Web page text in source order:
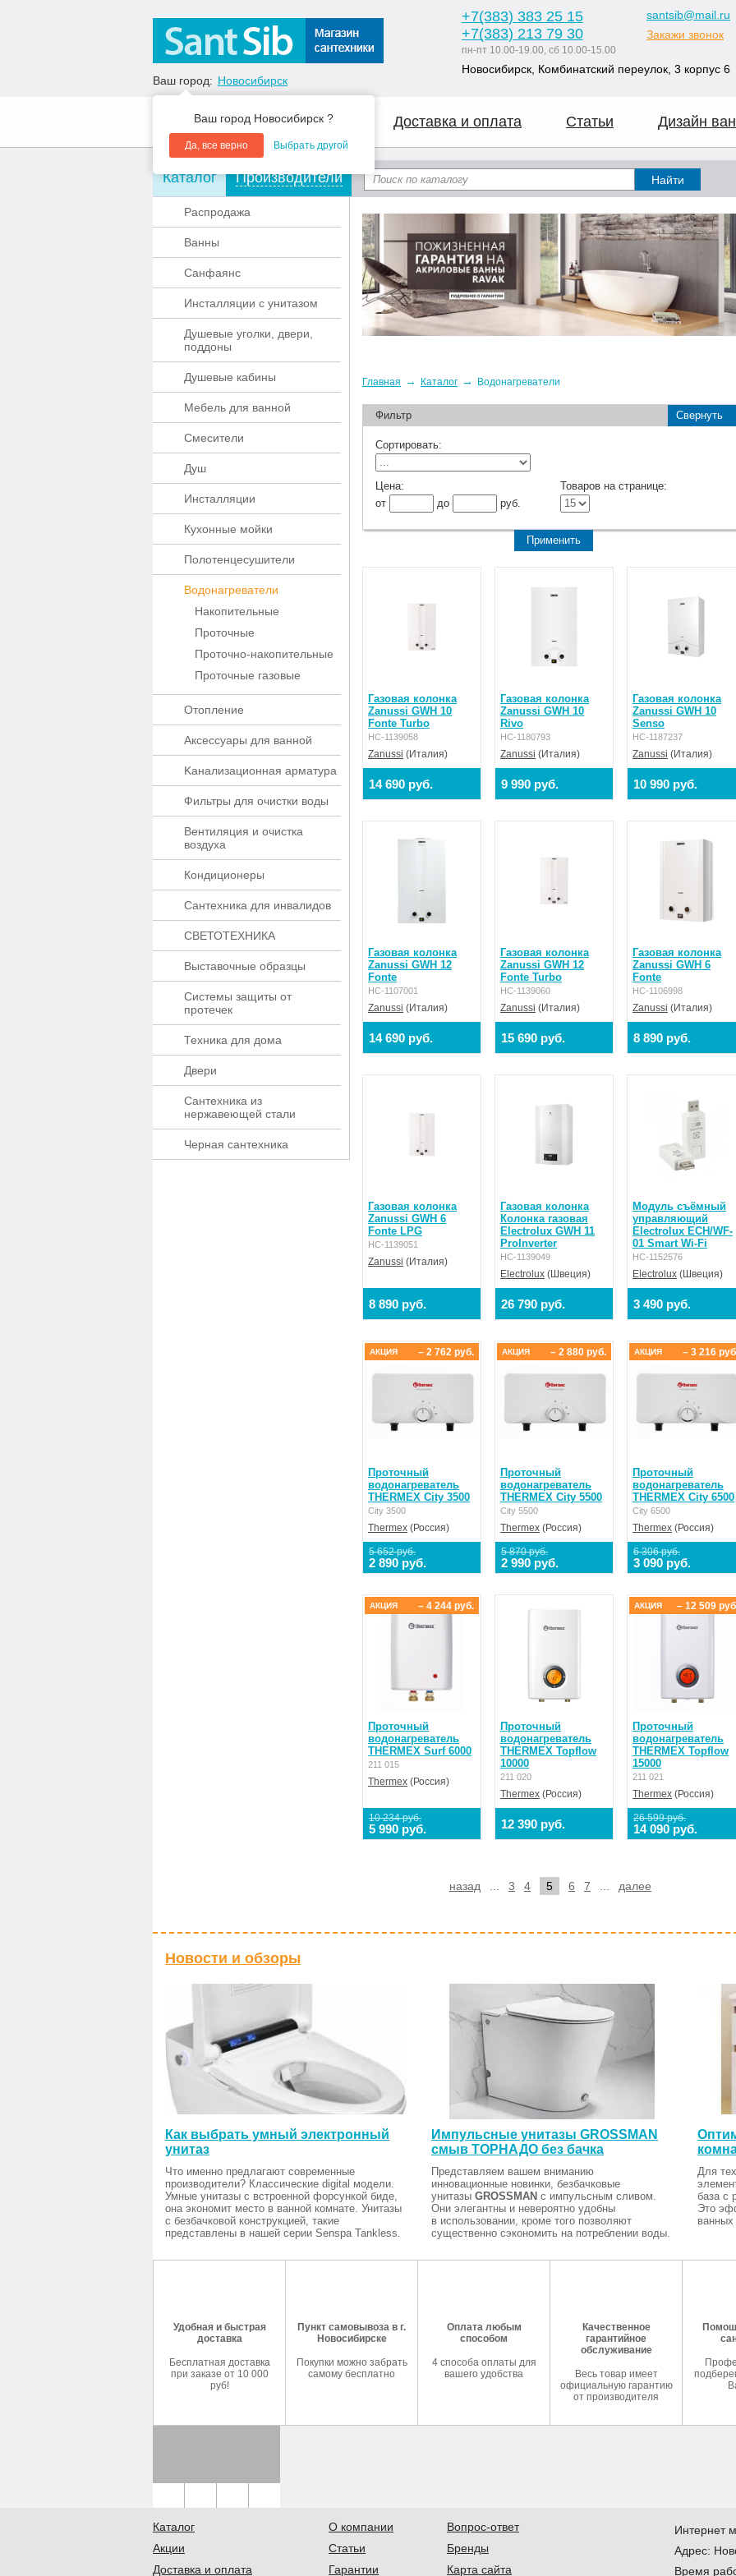
Ваш город: Новосибирск
Ваш город Новосибирск ?
Да, все верно Выбрать другой
+7(383) 383 25 15
+7(383) 213 79 30
пн-пт 10.00-19.00, сб 10.00-15.00
santsib@mail.ru
Закажи звонок
Новосибирск, Комбинатский переулок, 3 корпус 6
О компании Акции Доставка и оплата Статьи Дизайн
Каталог Производители
Распродажа
Ванны
Санфаянс
Инсталляции с унитазом
Душевые уголки, двери,
поддоны
Душевые кабины
Мебель для ванной
Смесители
Душ
Инсталляции
Кухонные мойки
Полотенцесушители
Водонагреватели
Накопительные
Проточные
Проточно-накопительные
Проточные газовые
Отопление
Аксессуары для ванной
Kaнaлизaционнaя apматypa
Фильтры для очистки воды
Вентиляция и очистка
воздуха
Кондиционеры
Сантехника для инвалидов
СВЕТОТЕХНИКА
Выставочные образцы
Системы защиты от
протечек
Техника для дома
Двери
Сантехника из
нержавеющей стали
Черная сантехника
Главная → Каталог → Водонагреватели
Фильтр Свернуть
Сортировать:
Цена:
от
до руб.
Товаров на странице:
Газовая колонка
Zanussi GWH 10
Fonte Turbo
НС-1139058
Zanussi (Италия)
14 690 руб.
Газовая колонка
Zanussi GWH 10
Rivo
НС-1180793
Zanussi (Италия)
9 990 руб.
Газовая колонка
Zanussi GWH 10
Senso
НС-1187237
Zanussi (Италия)
10 990 руб.
Газовая колонка
Zanussi GWH 12
Fonte
НС-1107001
Zanussi (Италия)
14 690 руб.
Газовая колонка
Zanussi GWH 12
Fonte Turbo
НС-1139060
Zanussi (Италия)
15 690 руб.
Газовая колонка
Zanussi GWH 6
Fonte
НС-1106998
Zanussi (Италия)
8 890 руб.
Газовая колонка
Zanussi GWH 6
Fonte LPG
НС-1139051
Zanussi (Италия)
8 890 руб.
Газовая колонка
Колонка газовая
Electrolux GWH 11
ProInverter
НС-1139049
Electrolux (Швеция)
26 790 руб.
Модуль съёмный
управляющий
Electrolux ECH/WF-
01 Smart Wi-Fi
НС-1152576
Electrolux (Швеция)
3 490 руб.
Проточный
водонагреватель
THERMEX City 3500
City 3500
Thermex (Россия)
5 652 руб.
2 890 руб.
– 2 762 руб.
АКЦИЯ
Проточный
водонагреватель
THERMEX City 5500
City 5500
Thermex (Россия)
5 870 руб.
2 990 руб.
– 2 880 руб.
АКЦИЯ
Проточный
водонагреватель
THERMEX City 6500
City 6500
Thermex (Россия)
6 306 руб.
3 090 руб.
– 3 216
АКЦИЯ
Проточный
водонагреватель
THERMEX Surf 6000
211 015
Thermex (Россия)
10 234 руб.
5 990 руб.
– 4 244 руб.
АКЦИЯ
Проточный
водонагреватель
THERMEX Topflow
10000
211 020
Thermex (Россия)
12 390 руб.
Проточный
водонагреватель
THERMEX Topflow
15000
211 021
Thermex (Россия)
26 599 руб.
14 090 руб.
– 12 509
АКЦИЯ
назад 3 4 5 6 7 далее
Новости и обзоры
Как выбрать умный электронный
унитаз
Что именно предлагают современные
производители? Классические digital модели.
Умные унитазы с встроенной форсункой биде,
она экономит место в ванной комнате. Унитазы
с безбачковой конструкцией, такие
представлены в нашей серии Senspa Tankless.
Импульсные унитазы GROSSMAN
смыв ТОРНАДО без бачка
Представляем вашем вниманию
инновационные новинки, безбачковые
унитазы GROSSMAN с импульсным сливом.
Они элегантны и невероятно удобны
в использовании, кроме того позволяют
существенно сэкономить на потреблении воды.
Для
база с
Это
ванных
Удобная и быстрая
доставка
Бесплатная доставка
при заказе от 10 000
руб!
Пункт самовывоза в г.
Новосибирске
Покупки можно забрать
самому бесплатно
Оплата любым
способом
4 способа оплаты для
вашего удобства
Качественное
гарантийное
обслуживание
Весь товар имеет
официальную гарантию
от производителя
Каталог
Акции
Доставка и оплата
О компании
Статьи
Гарантии
Вопрос-ответ
Бренды
Карта сайта
Интернет
Адрес:
Время